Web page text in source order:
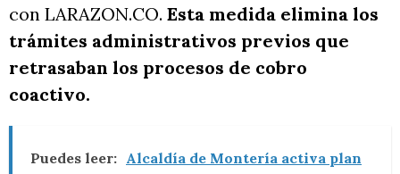
con LARAZON.CO. Esta medida elimina los
trámites administrativos previos que
retrasaban los procesos de cobro
coactivo.
Puedes leer: Alcaldía de Montería activa plan